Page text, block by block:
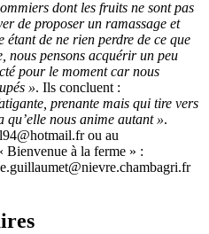
dont les fruits ne sont pas
de proposer un ramassage et
étant de ne rien perdre de ce que
nous pensons acquérir un peu
pour le moment car nous
». Ils concluent :
prenante mais qui tire vers
qu’elle nous anime autant ».
ou au
Bienvenue à la ferme » :